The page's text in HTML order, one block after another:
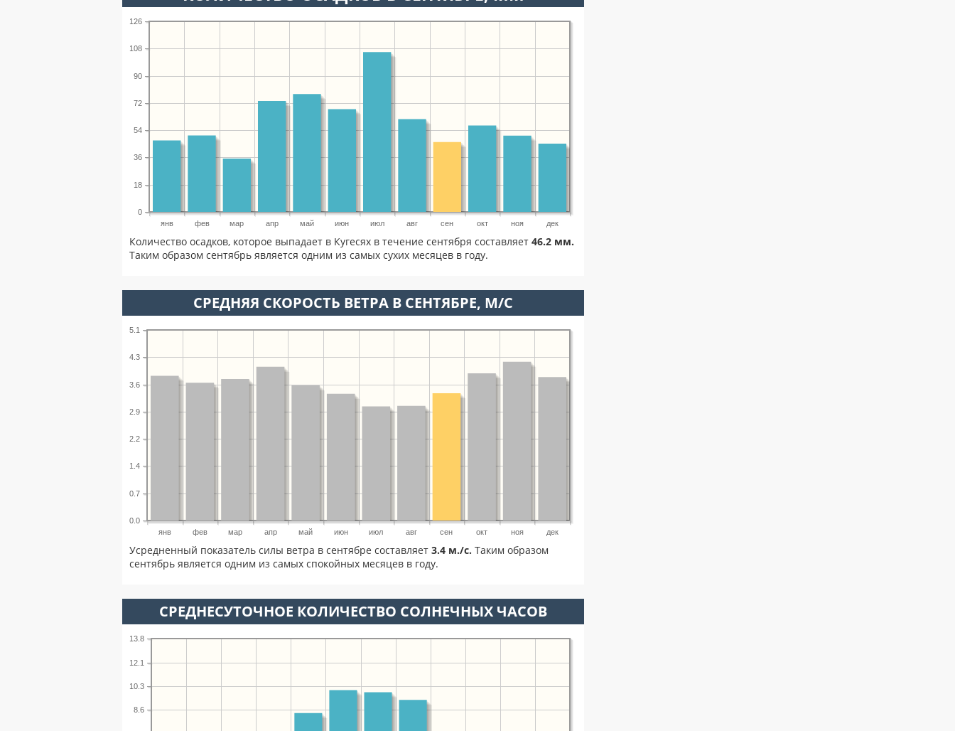
янв фев мар апр май июн июл авг сен окт ноя дек
0
18
36
54
72
90
108
126
Количество осадков, которое выпадает в Кугесях в течение сентября составляет 46.2 мм.
Таким образом сентябрь является одним из самых сухих месяцев в году.
СРЕДНЯЯ СКОРОСТЬ ВЕТРА В СЕНТЯБРЕ, М/С
янв фев мар апр май июн июл авг сен окт ноя дек
0.0
0.7
1.4
2.2
2.9
3.6
4.3
5.1
Усредненный показатель силы ветра в сентябре составляет 3.4 м./с. Таким образом
сентябрь является одним из самых спокойных месяцев в году.
СРЕДНЕСУТОЧНОЕ КОЛИЧЕСТВО СОЛНЕЧНЫХ ЧАСОВ
8.6
10.3
12.1
13.8